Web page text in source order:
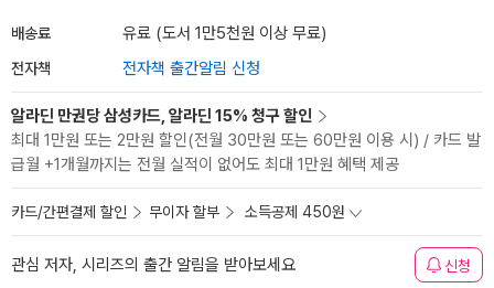
배송료 유료 (도서 1만5천원 이상 무료)
전자책 전자책 출간알림 신청
알라딘 만권당 삼성카드, 알라딘 15% 청구 할인
최대 1만원 또는 2만원 할인(전월 30만원 또는 60만원 이용 시) / 카드 발
급월 +1개월까지는 전월 실적이 없어도 최대 1만원 혜택 제공
카드/간편결제 할인 무이자 할부 소득공제 450원
관심 저자, 시리즈의 출간 알림을 받아보세요 신청